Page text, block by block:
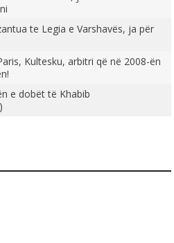
te Legia e Varshavës, ja për
Kultesku, arbitri që në 2008-ën
e dobët të Khabib